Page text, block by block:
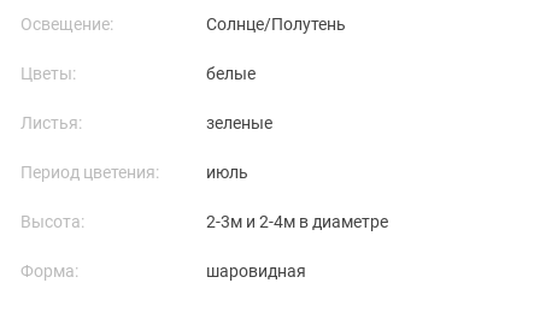
Освещение: Солнце/Полутень
Цветы: белые
Листья: зеленые
Период цветения: июль
Высота: 2-3м и 2-4м в диаметре
Форма: шаровидная